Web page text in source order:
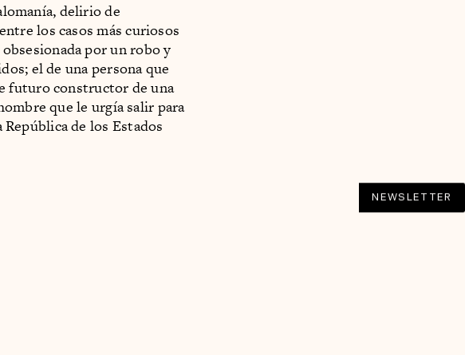
delirio de
los casos más curiosos
por un robo y
el de una persona que
futuro constructor de una
que le urgía salir para
de los Estados
NEWSLETTER